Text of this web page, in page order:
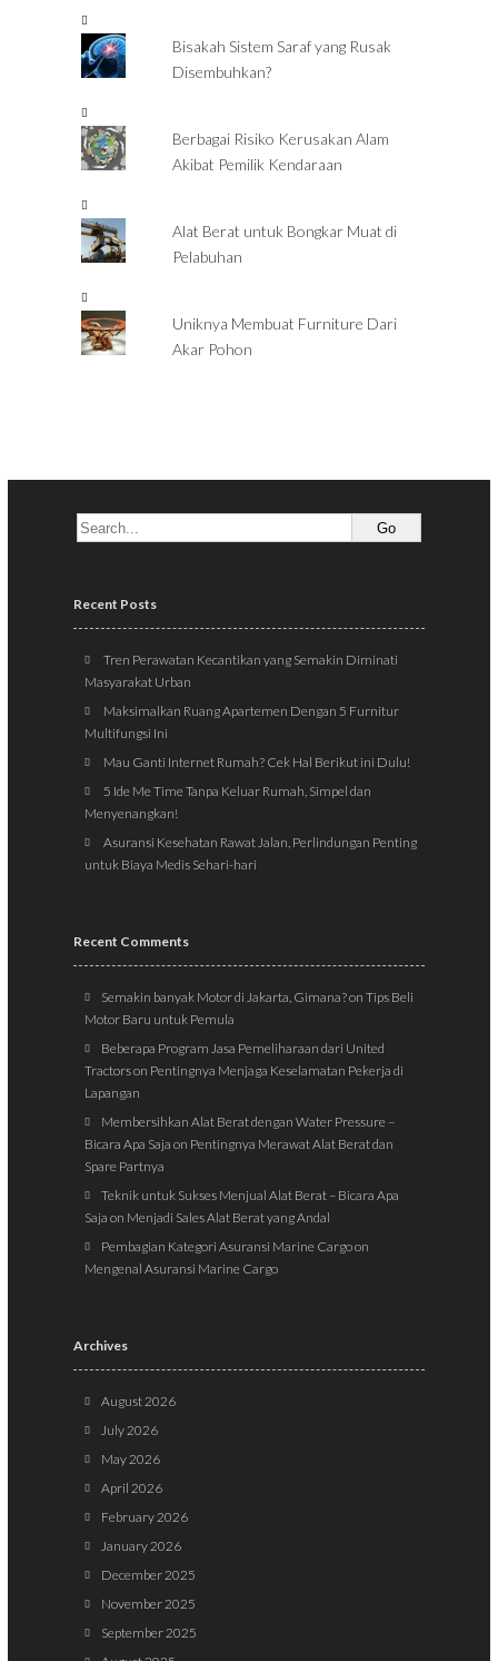
Bisakah Sistem Saraf yang Rusak
Disembuhkan?
Berbagai Risiko Kerusakan Alam
Akibat Pemilik Kendaraan
Alat Berat untuk Bongkar Muat di
Pelabuhan
Uniknya Membuat Furniture Dari
Akar Pohon
Recent Posts
Tren Perawatan Kecantikan yang Semakin Diminati
Masyarakat Urban
Maksimalkan Ruang Apartemen Dengan 5 Furnitur
Multifungsi Ini
Mau Ganti Internet Rumah? Cek Hal Berikut ini Dulu!
5 Ide Me Time Tanpa Keluar Rumah, Simpel dan
Menyenangkan!
Asuransi Kesehatan Rawat Jalan, Perlindungan Penting
untuk Biaya Medis Sehari-hari
Recent Comments
Semakin banyak Motor di Jakarta, Gimana?onTips Beli
Motor Baru untuk Pemula
Beberapa Program Jasa Pemeliharaan dari United
Tractorson Pentingnya Menjaga Keselamatan Pekerja di
Lapangan
Membersihkan Alat Berat dengan Water Pressure –
Bicara Apa Saja on Pentingnya Merawat Alat Berat dan
Spare Partnya
Teknik untuk Sukses Menjual Alat Berat – Bicara Apa
Saja on Menjadi Sales Alat Berat yang Andal
Pembagian Kategori Asuransi Marine Cargoon
Mengenal Asuransi Marine Cargo
Archives
August 2026
July 2026
May 2026
April 2026
February 2026
January 2026
December 2025
November 2025
September 2025